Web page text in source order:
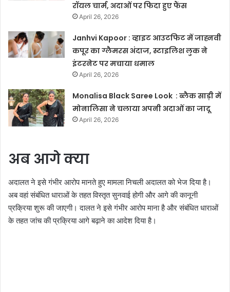
रॉयल चार्म, अदाओं पर फिदा हुए फैंस
April 26, 2026
Janhvi Kapoor : व्हाइट आउटफिट में जाह्नवी
कपूर का ग्लैमरस अंदाज, स्टाइलिश लुक ने
इंटरनेट पर मचाया धमाल
April 26, 2026
Monalisa Black Saree Look : ब्लैक साड़ी में
मोनालिसा ने चलाया अपनी अदाओं का जादू
April 26, 2026
अब आगे क्या
अदालत ने इसे गंभीर आरोप मानते हुए मामला निचली अदालत को भेज दिया है।
अब वहां संबंधित धाराओं के तहत विस्तृत सुनवाई होगी और आगे की कानूनी
प्रक्रिया शुरू की जाएगी। दालत ने इसे गंभीर आरोप माना है और संबंधित धाराओं
के तहत जांच की प्रक्रिया आगे बढ़ाने का आदेश दिया है।